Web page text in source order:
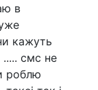
в
кажуть
смс не
роблю